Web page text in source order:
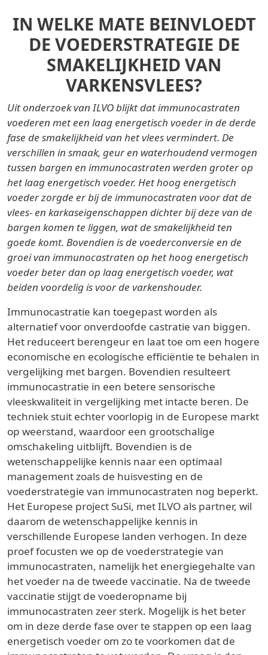
IN WELKE MATE BEINVLOEDT
DE VOEDERSTRATEGIE DE
SMAKELIJKHEID VAN
VARKENSVLEES?
Uit onderzoek van ILVO blijkt dat immunocastraten
voederen met een laag energetisch voeder in de derde
fase de smakelijkheid van het vlees vermindert. De
verschillen in smaak, geur en waterhoudend vermogen
tussen bargen en immunocastraten werden groter op
het laag energetisch voeder. Het hoog energetisch
voeder zorgde er bij de immunocastraten voor dat de
vlees- en karkaseigenschappen dichter bij deze van de
bargen komen te liggen, wat de smakelijkheid ten
goede komt. Bovendien is de voederconversie en de
groei van immunocastraten op het hoog energetisch
voeder beter dan op laag energetisch voeder, wat
beiden voordelig is voor de varkenshouder.
Immunocastratie kan toegepast worden als
alternatief voor onverdoofde castratie van biggen.
Het reduceert berengeur en laat toe om een hogere
economische en ecologische efficiëntie te behalen in
vergelijking met bargen. Bovendien resulteert
immunocastratie in een betere sensorische
vleeskwaliteit in vergelijking met intacte beren. De
techniek stuit echter voorlopig in de Europese markt
op weerstand, waardoor een grootschalige
omschakeling uitblijft. Bovendien is de
wetenschappelijke kennis naar een optimaal
management zoals de huisvesting en de
voederstrategie van immunocastraten nog beperkt.
Het Europese project SuSi, met ILVO als partner, wil
daarom de wetenschappelijke kennis in
verschillende Europese landen verhogen. In deze
proef focusten we op de voederstrategie van
immunocastraten, namelijk het energiegehalte van
het voeder na de tweede vaccinatie. Na de tweede
vaccinatie stijgt de voederopname bij
immunocastraten zeer sterk. Mogelijk is het beter
om in deze derde fase over te stappen op een laag
energetisch voeder om zo te voorkomen dat de